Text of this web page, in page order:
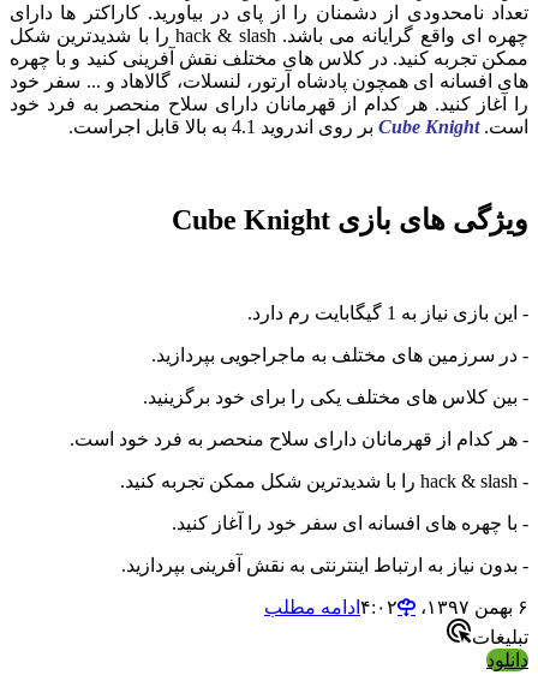
تعداد نامحدودی از دشمنان را از پای در بیاورید. کاراکتر ها دارای
چهره ای واقع گرایانه می باشد. hack & slash را با شدیدترین شکل
ممکن تجربه کنید. در کلاس های مختلف نقش آفرینی کنید و با چهره
های افسانه ای همچون پادشاه آرتور، لنسلات، گالاهاد و ... سفر خود
را آغاز کنید. هر کدام از قهرمانان دارای سلاح منحصر به فرد خود
است.Cube Knight بر روی اندروید 4.1 به بالا قابل اجراست.
ویژگی های بازی Cube Knight
- این بازی نیاز به 1 گیگابایت رم دارد.
- در سرزمین های مختلف به ماجراجویی بپردازید.
- بین کلاس های مختلف یکی را برای خود برگزینید.
- هر کدام از قهرمانان دارای سلاح منحصر به فرد خود است.
- hack & slash را با شدیدترین شکل ممکن تجربه کنید.
- با چهره های افسانه ای سفر خود را آغاز کنید.
- بدون نیاز به ارتباط اینترنتی به نقش آفرینی بپردازید.
۶ بهمن ۱۳۹۷،‏ ۴:۰۲
ادامه مطلب
تبلیغات
دانلود